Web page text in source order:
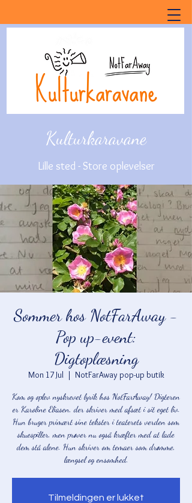
Kulturkaravane
Lille sted - Store oplevelser
Sommer hos NotFarAway -
Pop up-event:
Digtoplæsning
Mon 17 Jul
  |
NotFarAway pop-up butik
Kom og oplev nyskrevet lyrik hos NotFarAway! Digteren
er Karoline Eliasen, der skriver med afsæt i sit eget liv.
Hun bruger primært sine tekster i teaterets verden som
skuespiller, men prøver nu også kræfter med at lade
dem stå alene. Hun skriver om temaer som drømme,
længsel og ensomhed.
Tilmeldingen er lukket